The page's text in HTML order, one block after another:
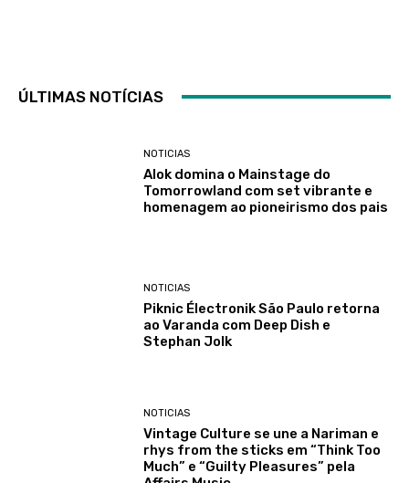
ÚLTIMAS NOTÍCIAS
NOTICIAS
Alok domina o Mainstage do
Tomorrowland com set vibrante e
homenagem ao pioneirismo dos pais
NOTICIAS
Piknic Électronik São Paulo retorna
ao Varanda com Deep Dish e
Stephan Jolk
NOTICIAS
Vintage Culture se une a Nariman e
rhys from the sticks em “Think Too
Much” e “Guilty Pleasures” pela